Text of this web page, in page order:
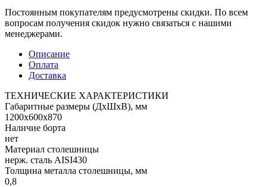
Постоянным покупателям предусмотрены скидки. По всем
вопросам получения скидок нужно связаться с нашими
менеджерами.
Описание
Оплата
Доставка
ТЕХНИЧЕСКИЕ ХАРАКТЕРИСТИКИ
Габаритные размеры (ДхШхВ), мм
1200х600х870
Наличие борта
нет
Материал столешницы
нерж. сталь AISI430
Толщина металла столешницы, мм
0,8